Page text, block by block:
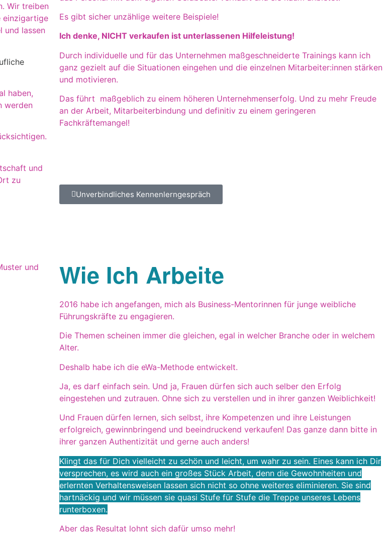
Wir treiben
einzigartige
und lassen
haben,
werden
und
zu
Es gibt sicher unzählige weitere Beispiele!
Ich denke, NICHT verkaufen ist unterlassenen Hilfeleistung!
Durch individuelle und für das Unternehmen maßgeschneiderte Trainings kann ich
ganz gezielt auf die Situationen eingehen und die einzelnen Mitarbeiter:innen stärken
und motivieren.
Das führt maßgeblich zu einem höheren Unternehmenserfolg. Und zu mehr Freude
an der Arbeit, Mitarbeiterbindung und definitiv zu einem geringeren
Fachkräftemangel!
Unverbindliches Kennenlerngespräch
Wie Ich Arbeite
2016 habe ich angefangen, mich als Business-Mentorinnen für junge weibliche
Führungskräfte zu engagieren.
Die Themen scheinen immer die gleichen, egal in welcher Branche oder in welchem
Alter.
Deshalb habe ich die eWa-Methode entwickelt.
Ja, es darf einfach sein. Und ja, Frauen dürfen sich auch selber den Erfolg
eingestehen und zutrauen. Ohne sich zu verstellen und in ihrer ganzen Weiblichkeit!
Und Frauen dürfen lernen, sich selbst, ihre Kompetenzen und ihre Leistungen
erfolgreich, gewinnbringend und beeindruckend verkaufen! Das ganze dann bitte in
ihrer ganzen Authentizität und gerne auch anders!
Klingt das für Dich vielleicht zu schön und leicht, um wahr zu sein. Eines kann ich Dir
versprechen, es wird auch ein großes Stück Arbeit, denn die Gewohnheiten und
erlernten Verhaltensweisen lassen sich nicht so ohne weiteres eliminieren. Sie sind
hartnäckig und wir müssen sie quasi Stufe für Stufe die Treppe unseres Lebens
runterboxen.
Aber das Resultat lohnt sich dafür umso mehr!